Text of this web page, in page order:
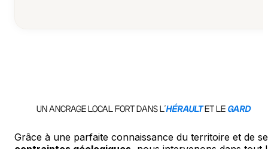
UN ANCRAGE LOCAL FORT DANS L'HÉRAULTET LE GARD
Grâce à une parfaite connaissance du territoire et de